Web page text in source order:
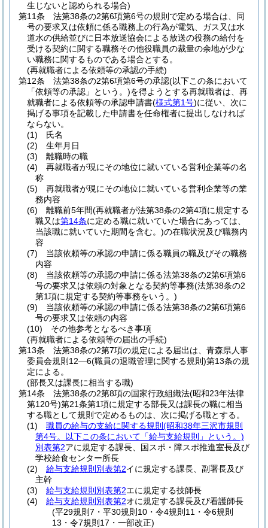
生じないと認められる場合)
第11条
法第38条の2第6項第6号の規則で定める場合は、同
号の要求又は依頼に係る職務上の行為が電気、ガス又は水
道水の供給並びに日本放送協会による放送の役務の給付を
受ける契約に関する職務その他役職員の裁量の余地が少な
い職務に関するものである場合とする。
(再就職者による依頼等の承認の手続)
第12条
法第38条の2第6項第6号の承認(以下この条において
「依頼等の承認」という。)を得ようとする再就職者は、再
就職者による依頼等の承認申請書(様式第1号)に従い、次に
掲げる事項を記載した申請書を任命権者に提出しなければ
ならない。
(1)
氏名
(2)
生年月日
(3)
離職時の職
(4)
再就職者が現にその地位に就いている営利企業等の名
称
(5)
再就職者が現にその地位に就いている営利企業等の業
務内容
(6)
離職前5年間(再就職者が法第38条の2第4項に規定する
職又は第14条に定める職に就いていた場合にあっては、
当該職に就いていた期間を含む。)の在職状況及び職務内
容
(7)
当該依頼等の承認の申請に係る職員の職及びその職務
内容
(8)
当該依頼等の承認の申請に係る法第38条の2第6項第6
号の要求又は依頼の対象となる契約等事務(法第38条の2
第1項に規定する契約等事務をいう。)
(9)
当該依頼等の承認の申請に係る法第38条の2第6項第6
号の要求又は依頼の内容
(10)
その他参考となるべき事項
(再就職者による依頼等の届出の手続)
第13条
法第38条の2第7項の規定による届出は、青森県人事
委員会規則12―6(職員の退職管理に関する規則)第13条の規
定による。
(部長又は課長に相当する職)
第14条
法第38条の2第8項の国家行政組織法(昭和23年法律
第120号)第21条第1項に規定する部長又は課長の職に相当
する職として規則で定めるものは、次に掲げる職とする。
(1)
職員の給与の支給に関する規則 (昭和38年三沢市規則
第4号。以下この条において「給与支給規則」という。)
別表第2アに規定する課長、国スポ・障スポ推進室長及び
学校給食センター所長
(2)
給与支給規則別表第2イに規定する課長、副署長及び
主幹
(3)
給与支給規則別表第2エに規定する技師長
(4)
給与支給規則別表第2オに規定する課長及び看護師長
(平29規則7・平30規則10・令4規則11・令6規則
13・令7規則17・一部改正)